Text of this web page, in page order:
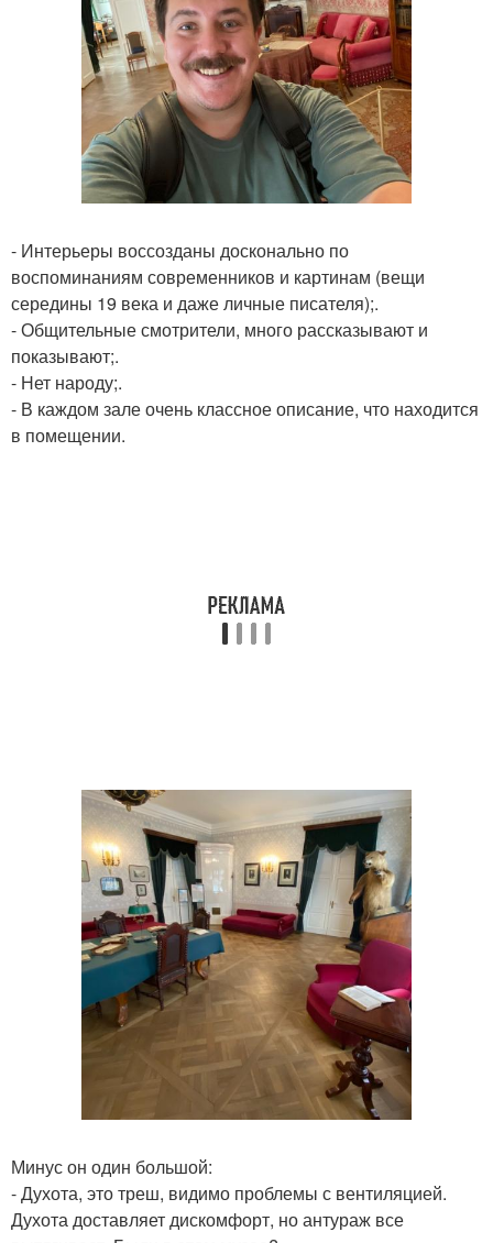
- Интерьеры воссозданы досконально по
воспоминаниям современников и картинам (вещи
середины 19 века и даже личные писателя);.
- Общительные смотрители, много рассказывают и
показывают;.
- Нет народу;.
- В каждом зале очень классное описание, что находится
в помещении.
Минус он один большой:
- Духота, это треш, видимо проблемы с вентиляцией.
Духота доставляет дискомфорт, но антураж все